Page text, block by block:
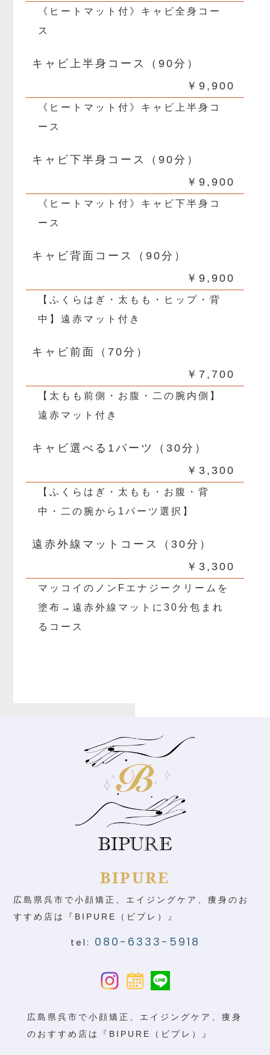
《ヒートマット付》キャビ全身コー
ス
キャビ上半身コース（90分）
￥9,900
《ヒートマット付》キャビ上半身コ
ース
キャビ下半身コース（90分）
￥9,900
《ヒートマット付》キャビ下半身コ
ース
キャビ背面コース（90分）
￥9,900
【ふくらはぎ・太もも・ヒップ・背
中】遠赤マット付き
キャビ前面（70分）
￥7,700
【太もも前側・お腹・二の腕内側】
遠赤マット付き
キャビ選べる1パーツ（30分）
￥3,300
【ふくらはぎ・太もも・お腹・背
中・二の腕から1パーツ選択】
遠赤外線マットコース（30分）
￥3,300
マッコイのノンFエナジークリームを
塗布→遠赤外線マットに30分包まれ
るコース
BIPURE
広島県呉市で小顔矯正、エイジングケア、痩身のお
すすめ店は『BIPURE（ビプレ）』
tel: 080-6333-5918
広島県呉市で小顔矯正、エイジングケア、痩身
のおすすめ店は『BIPURE（ビプレ）』